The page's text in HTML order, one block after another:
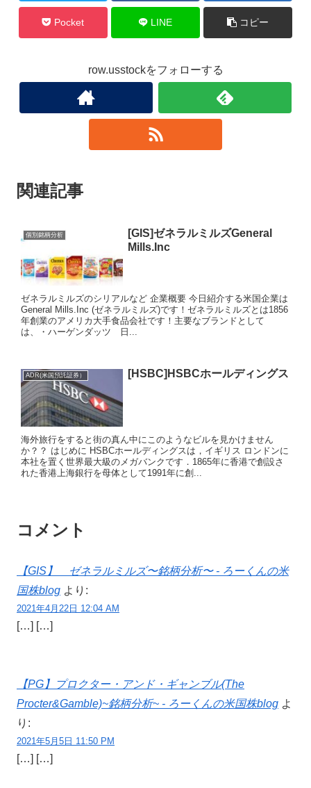
Pocket LINE コピー
row.usstockをフォローする
関連記事
個別銘柄分析
[GIS]ゼネラルミルズGeneral
Mills.Inc
ゼネラルミルズのシリアルなど 企業概要 今日紹介する米国企業は
General Mills.Inc (ゼネラルミルズ)です！ゼネラルミルズとは1856
年創業のアメリカ大手食品会社です！主要なブランドとして
は、・ハーゲンダッツ 日...
ADR(米国預託証券） [HSBC]HSBCホールディングス
海外旅行をすると街の真ん中にこのようなビルを見かけません
か？？ はじめに HSBCホールディングスは，イギリス ロンドンに
本社を置く世界最大級のメガバンクです．1865年に香港で創設さ
れた香港上海銀行を母体として1991年に創...
コメント
【GIS】 ゼネラルミルズ〜銘柄分析〜 - ろーくんの米
国株blog より:
2021年4月22日 12:04 AM
[…] […]
【PG】プロクター・アンド・ギャンブル(The
Procter&Gamble)~銘柄分析~ - ろーくんの米国株blog よ
り:
2021年5月5日 11:50 PM
[…] […]